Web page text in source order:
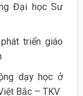
Đại học Sư
triển giáo
dạy học ở
Bắc – TKV